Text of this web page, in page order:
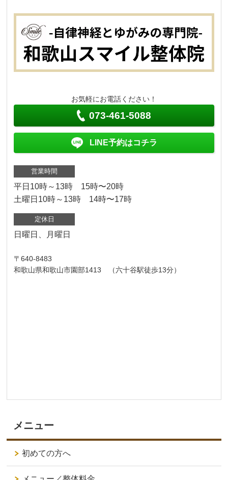
お気軽にお電話ください！
073-461-5088
LINE予約はコチラ
営業時間
平日10時～13時 15時〜20時
土曜日10時～13時 14時〜17時
定休日
日曜日、月曜日
〒640-8483
和歌山県和歌山市園部1413 （六十谷駅徒歩13分）
メニュー
初めての方へ